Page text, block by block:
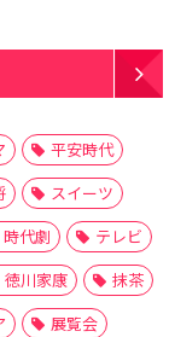
平安時代
スイーツ
時代劇
テレビ
徳川家康
抹茶
展覧会